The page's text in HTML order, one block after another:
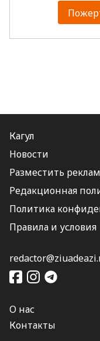
Кагул
Новости
Разместить
Редакционная
Политика
Правила и условия
О нас
Контакты